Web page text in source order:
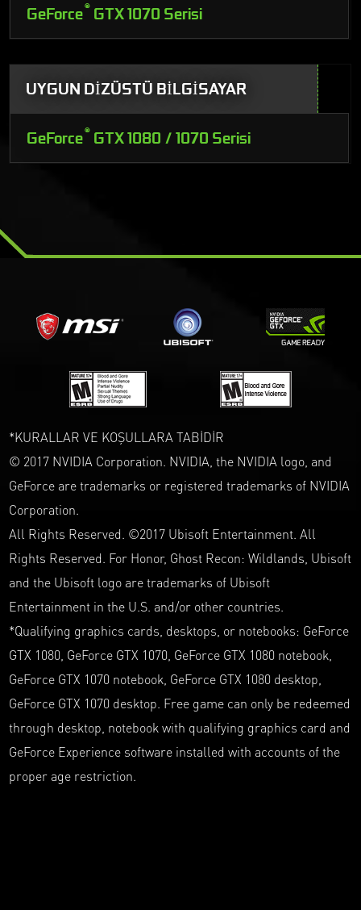
GeForce® GTX 1070 Serisi
UYGUN DİZÜSTÜ BİLGİSAYAR
GeForce® GTX 1080 / 1070 Serisi
*KURALLAR VE KOŞULLARA TABİDİR
© 2017 NVIDIA Corporation. NVIDIA, the NVIDIA logo, and
GeForce are trademarks or registered trademarks of NVIDIA
Corporation.
All Rights Reserved. ©2017 Ubisoft Entertainment. All
Rights Reserved. For Honor, Ghost Recon: Wildlands, Ubisoft
and the Ubisoft logo are trademarks of Ubisoft
Entertainment in the U.S. and/or other countries.
*Qualifying graphics cards, desktops, or notebooks: GeForce
GTX 1080, GeForce GTX 1070, GeForce GTX 1080 notebook,
GeForce GTX 1070 notebook, GeForce GTX 1080 desktop,
GeForce GTX 1070 desktop. Free game can only be redeemed
through desktop, notebook with qualifying graphics card and
GeForce Experience software installed with accounts of the
proper age restriction.